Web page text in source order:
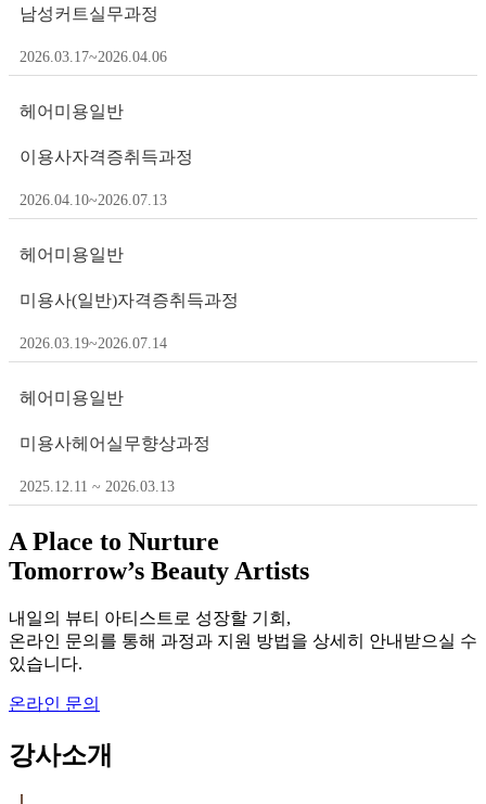
남성커트실무과정
2026.03.17~2026.04.06
헤어미용일반
이용사자격증취득과정
2026.04.10~2026.07.13
헤어미용일반
미용사(일반)자격증취득과정
2026.03.19~2026.07.14
헤어미용일반
미용사헤어실무향상과정
2025.12.11 ~ 2026.03.13
A Place to Nurture
Tomorrow’s Beauty Artists
내일의 뷰티 아티스트로 성장할 기회,
온라인 문의를 통해 과정과 지원 방법을 상세히 안내받으실 수
있습니다.
온라인 문의
강사소개